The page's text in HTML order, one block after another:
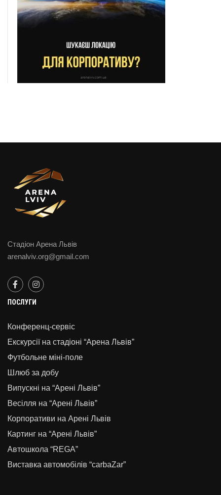
Стадіон Арена Львів
arenalviv.org@gmail.com
ПОСЛУГИ
Конференц-сервіс
Екскурсії на стадіоні “Арена Львів”
Футбольне міні-поле
Шлюб за добу
Випускні на “Арені Львів”
Весілля на “Арені Львів”
Корпоративи на Арені Львів
Картинг на “Арені Львів”
Автошкола “REGA”
Виставка автомобілів “carbaZar”